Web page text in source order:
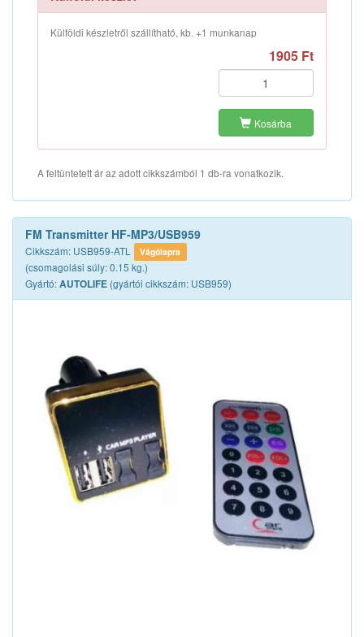
Külföldi készletről szállítható, kb. +1 munkanap
1905 Ft
Kosárba
A feltüntetett ár az adott cikkszámból 1 db-ra vonatkozik.
FM Transmitter HF-MP3/USB959
Cikkszám: USB959-ATL Vágólapra
(csomagolási súly: 0.15 kg.)
Gyártó:AUTOLIFE (gyártói cikkszám: USB959)